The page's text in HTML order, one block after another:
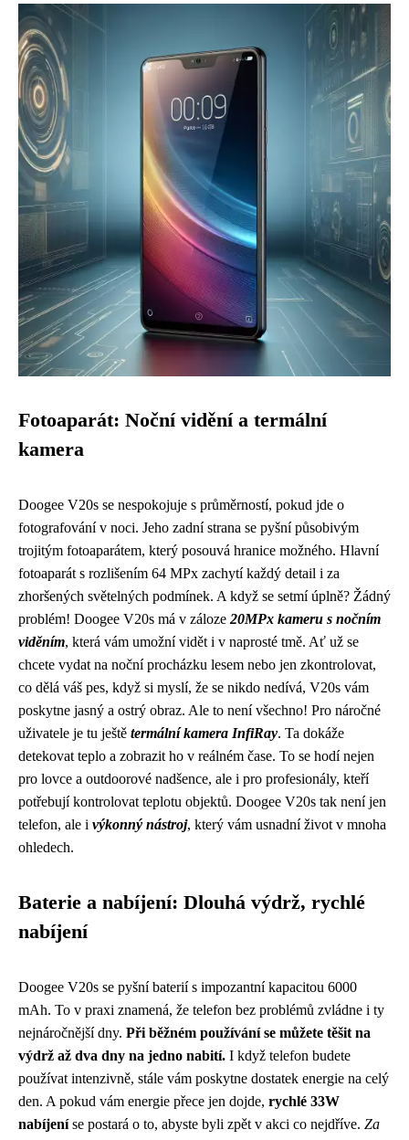
Fotoaparát: Noční vidění a termální
kamera
Doogee V20s se nespokojuje s průměrností, pokud jde o
fotografování v noci. Jeho zadní strana se pyšní působivým
trojitým fotoaparátem, který posouvá hranice možného. Hlavní
fotoaparát s rozlišením 64 MPx zachytí každý detail i za
zhoršených světelných podmínek. A když se setmí úplně? Žádný
problém! Doogee V20s má v záloze 20MPx kameru s nočním
viděním, která vám umožní vidět i v naprosté tmě. Ať už se
chcete vydat na noční procházku lesem nebo jen zkontrolovat,
co dělá váš pes, když si myslí, že se nikdo nedívá, V20s vám
poskytne jasný a ostrý obraz. Ale to není všechno! Pro náročné
uživatele je tu ještě termální kamera InfiRay. Ta dokáže
detekovat teplo a zobrazit ho v reálném čase. To se hodí nejen
pro lovce a outdoorové nadšence, ale i pro profesionály, kteří
potřebují kontrolovat teplotu objektů. Doogee V20s tak není jen
telefon, ale i výkonný nástroj, který vám usnadní život v mnoha
ohledech.
Baterie a nabíjení: Dlouhá výdrž, rychlé
nabíjení
Doogee V20s se pyšní baterií s impozantní kapacitou 6000
mAh. To v praxi znamená, že telefon bez problémů zvládne i ty
nejnáročnější dny. Při běžném používání se můžete těšit na
výdrž až dva dny na jedno nabití. I když telefon budete
používat intenzivně, stále vám poskytne dostatek energie na celý
den. A pokud vám energie přece jen dojde, rychlé 33W
nabíjeníse postará o to, abyste byli zpět v akci co nejdříve. Za